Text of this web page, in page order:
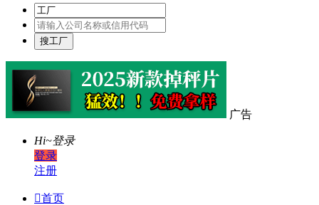
广告
Hi~登录
登录
注册
首页